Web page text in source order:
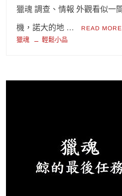
獵魂 調查、情報 外觀看似一
機，諾大的地 … READ MORE
獵魂 輕鬆小品